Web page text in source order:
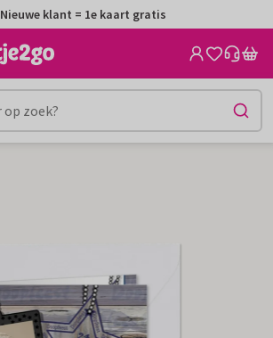
Nieuwe klant = 1e kaart gratis